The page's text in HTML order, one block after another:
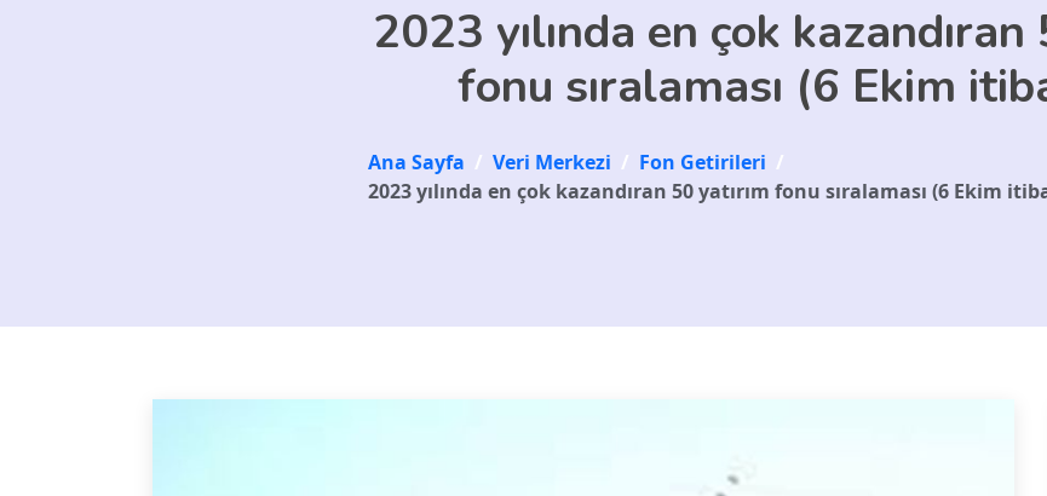
2023 yılında en çok kazandıran
fonu sıralaması (6 Ekim
Ana Sayfa / Veri Merkezi / Fon Getirileri /
2023 yılında en çok kazandıran 50 yatırım fonu sıralaması (6 Ekim